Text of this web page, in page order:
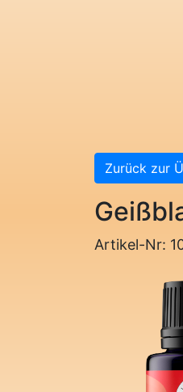
Zurück zur
Artikel-Nr: